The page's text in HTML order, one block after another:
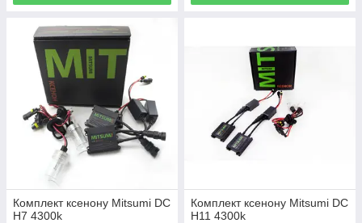
Комплект ксенону Mitsumi DC
H7 4300k
Комплект ксенону Mitsumi DC
H11 4300k